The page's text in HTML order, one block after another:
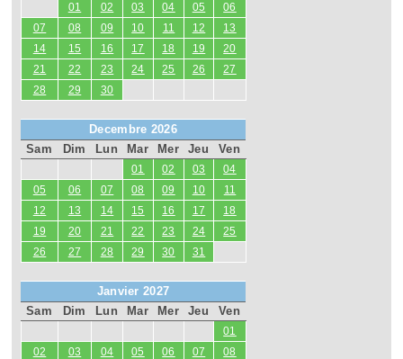
01 02 03 04 05
06
07
08 09 10 11 12
13
14
15 16 17 18 19
20
21
22 23 24 25 26
27
28
29 30
Decembre 2026
Sam
Dim Lun Mar Mer Jeu Ven
01 02 03
04
05
06 07 08 09 10
11
12
13 14 15 16 17
18
19
20 21 22 23 24
25
26
27 28 29 30 31
Janvier 2027
Sam
Dim Lun Mar Mer Jeu Ven
01
02
03 04 05 06 07
08